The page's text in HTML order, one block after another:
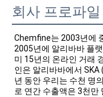
회사 프로파일
Chemfine는 2003년에
2005년에 알리바바 플
미 15년의 온라인 거래
인은 알리바바에서 SKA
년 동안 우리는 수천 명
로 연간 수출액은 3천만